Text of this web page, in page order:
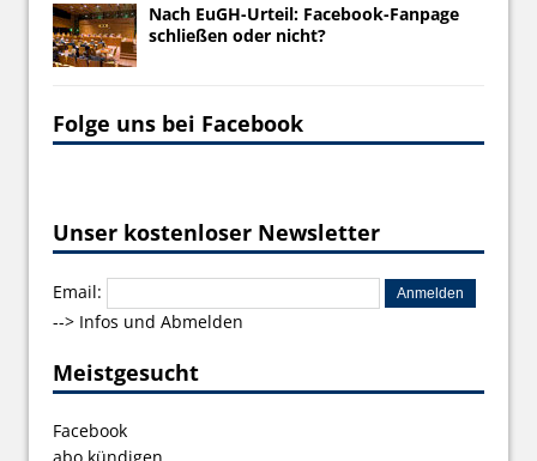
Nach EuGH-Urteil: Facebook-Fanpage
schließen oder nicht?
Folge uns bei Facebook
Unser kostenloser Newsletter
Email:
--> Infos und Abmelden
Meistgesucht
Facebook
abo kündigen